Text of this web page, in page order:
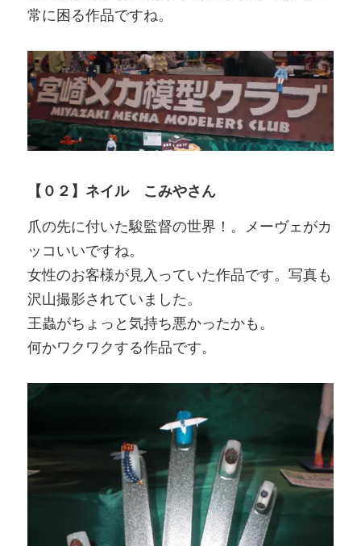
常に困る作品ですね。
【０２】ネイル こみやさん
爪の先に付いた駿監督の世界！。メーヴェがカ
ッコいいですね。
女性のお客様が見入っていた作品です。写真も
沢山撮影されていました。
王蟲がちょっと気持ち悪かったかも。
何かワクワクする作品です。